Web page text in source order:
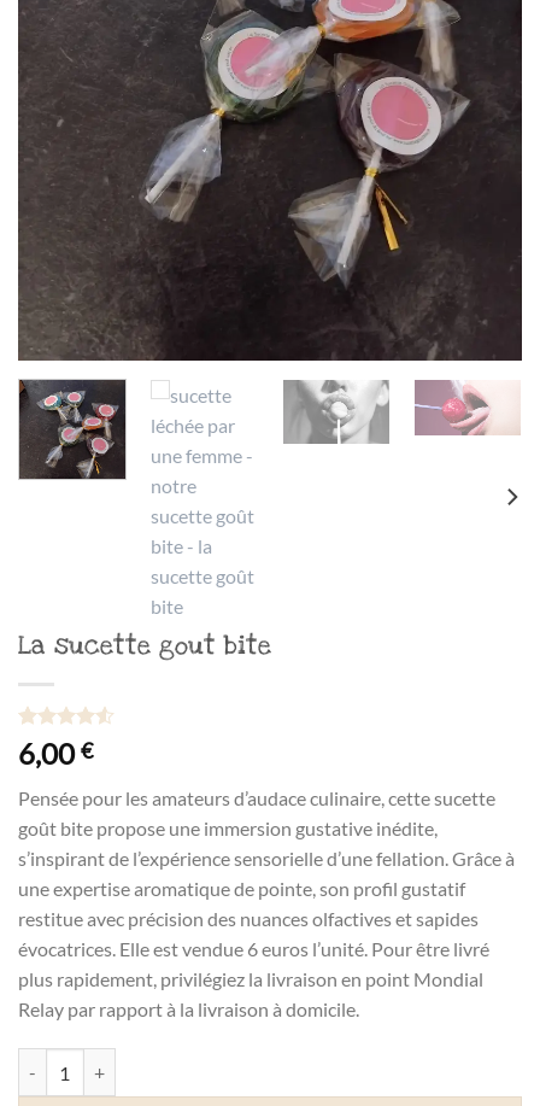
La sucette gout bite
Noté4.50
sur 5 basé
12
notations
client
6,00€
Pensée pour les amateurs d’audace culinaire, cette sucette
goût bite propose une immersion gustative inédite,
s’inspirant de l’expérience sensorielle d’une fellation. Grâce à
une expertise aromatique de pointe, son profil gustatif
restitue avec précision des nuances olfactives et sapides
évocatrices. Elle est vendue 6 euros l’unité. Pour être livré
plus rapidement, privilégiez la livraison en point Mondial
Relay par rapport à la livraison à domicile.